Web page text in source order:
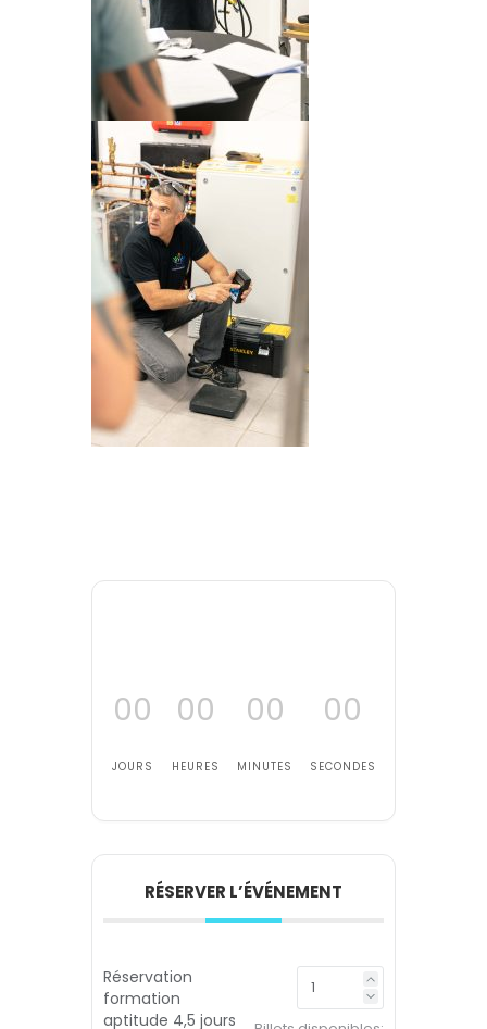
00
JOURS
00
HEURES
00
MINUTES
00
SECONDES
RÉSERVER L’ÉVÉNEMENT
Réservation
formation
aptitude 4,5 jours